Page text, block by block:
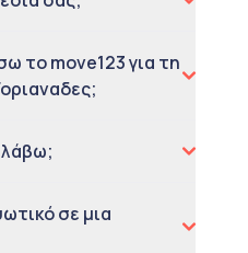
το move123 για τη
σε μια